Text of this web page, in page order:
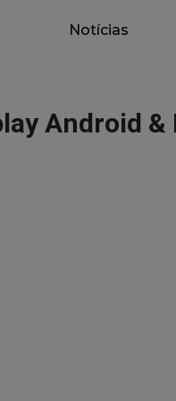
Notícias
Android &